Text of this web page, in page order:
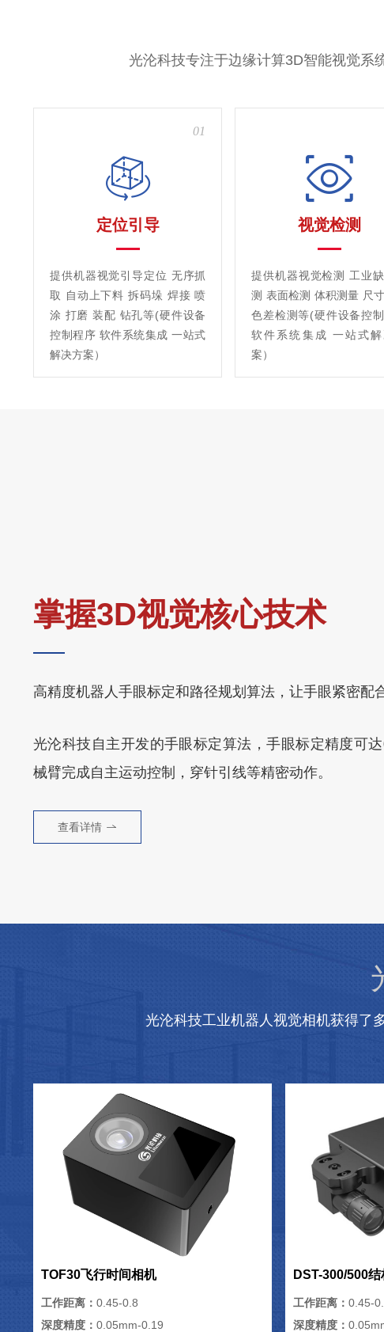
光沦科技专注于边缘计算3D智能视觉系
01
定位引导
提供机器视觉引导定位 无序抓
取 自动上下料 拆码垛 焊接 喷
涂 打磨 装配 钻孔等(硬件设备
控制程序 软件系统集成 一站式
解决方案）
视觉检测
提供机器视觉检测 工业
测 表面检测 体积测量 尺
色差检测等(硬件设备控
软件系统集成 一站式
案）
掌握3D视觉核心技术
高精度机器人手眼标定和路径规划算法，让手眼紧密配
光沦科技自主开发的手眼标定算法，手眼标定精度可
械臂完成自主运动控制，穿针引线等精密动作。
查看详情
光沦科技工业机器人视觉相机获得了
TOF30飞行时间相机
工作距离： 0.45-0.8
深度精度： 0.05mm-0.19
DST-300/500
工作距离：0.45-
深度精度：